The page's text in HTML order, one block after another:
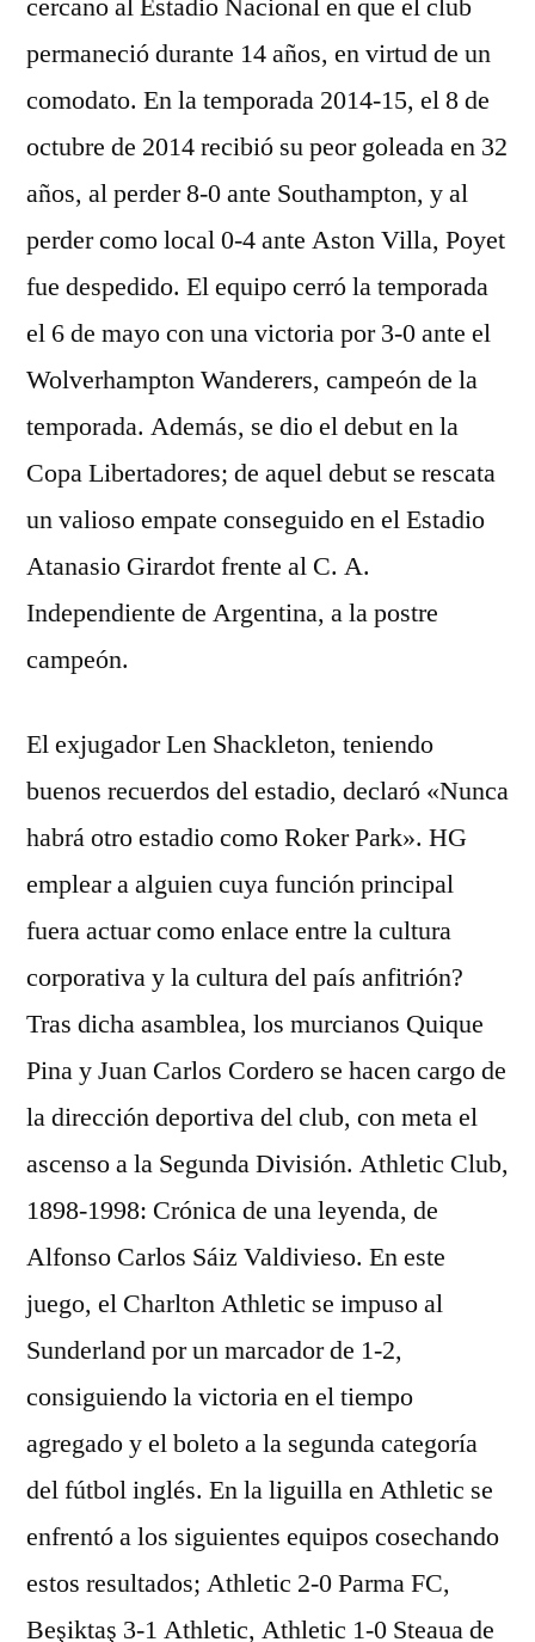
cercano al Estadio Nacional en que el club
permaneció durante 14 años, en virtud de un
comodato. En la temporada 2014-15, el 8 de
octubre de 2014 recibió su peor goleada en 32
años, al perder 8-0 ante Southampton, y al
perder como local 0-4 ante Aston Villa, Poyet
fue despedido. El equipo cerró la temporada
el 6 de mayo con una victoria por 3-0 ante el
Wolverhampton Wanderers, campeón de la
temporada. Además, se dio el debut en la
Copa Libertadores; de aquel debut se rescata
un valioso empate conseguido en el Estadio
Atanasio Girardot frente al C. A.
Independiente de Argentina, a la postre
campeón.
El exjugador Len Shackleton, teniendo
buenos recuerdos del estadio, declaró «Nunca
habrá otro estadio como Roker Park». HG
emplear a alguien cuya función principal
fuera actuar como enlace entre la cultura
corporativa y la cultura del país anfitrión?
Tras dicha asamblea, los murcianos Quique
Pina y Juan Carlos Cordero se hacen cargo de
la dirección deportiva del club, con meta el
ascenso a la Segunda División. Athletic Club,
1898-1998: Crónica de una leyenda, de
Alfonso Carlos Sáiz Valdivieso. En este
juego, el Charlton Athletic se impuso al
Sunderland por un marcador de 1-2,
consiguiendo la victoria en el tiempo
agregado y el boleto a la segunda categoría
del fútbol inglés. En la liguilla en Athletic se
enfrentó a los siguientes equipos cosechando
estos resultados; Athletic 2-0 Parma FC,
Beşiktaş 3-1 Athletic, Athletic 1-0 Steaua de